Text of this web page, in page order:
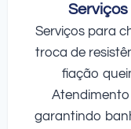
Serviços para
troca de
fiação
garantindo